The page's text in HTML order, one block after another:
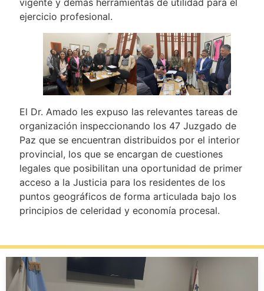
ejercicio profesional.
El Dr. Amado les expuso las relevantes tareas de
organización inspeccionando los 47 Juzgado de
Paz que se encuentran distribuidos por el interior
provincial, los que se encargan de cuestiones
legales que posibilitan una oportunidad de primer
acceso a la Justicia para los residentes de los
puntos geográficos de forma articulada bajo los
principios de celeridad y economía procesal.